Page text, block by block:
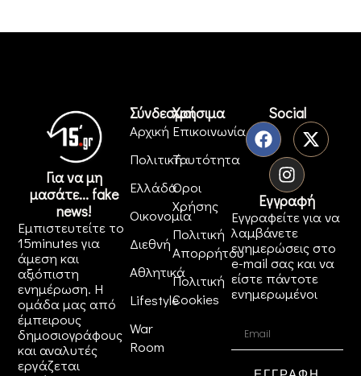
Για να μη
μασάτε... fake
news!
Εμπιστευτείτε το
15minutes για
άμεση και
αξιόπιστη
ενημέρωση. Η
ομάδα μας από
έμπειρους
δημοσιογράφους
και αναλυτές
εργάζεται
Σύνδεσμοι
Αρχική
Πολιτική
Ελλάδα
Οικονομία
Διεθνή
Αθλητικά
Lifestyle
War
Room
Χρήσιμα
Επικοινωνία
Ταυτότητα
Όροι
Χρήσης
Πολιτική
Απορρήτου
Πολιτική
Cookies
Social
Εγγραφή
Εγγραφείτε για να
λαμβάνετε
ενημερώσεις στο
e-mail σας και να
είστε πάντοτε
ενημερωμένοι